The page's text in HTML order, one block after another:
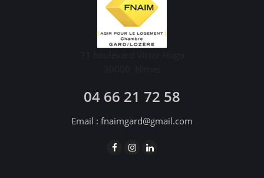
04 66 21 72 58
Email : fnaimgard@gmail.com